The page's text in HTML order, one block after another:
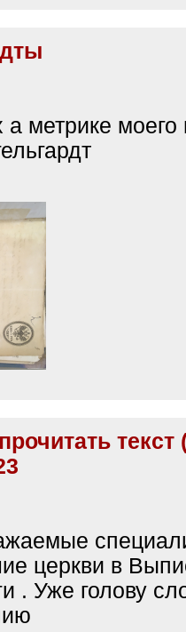
метрике
текст
церкви в
. Уже голову